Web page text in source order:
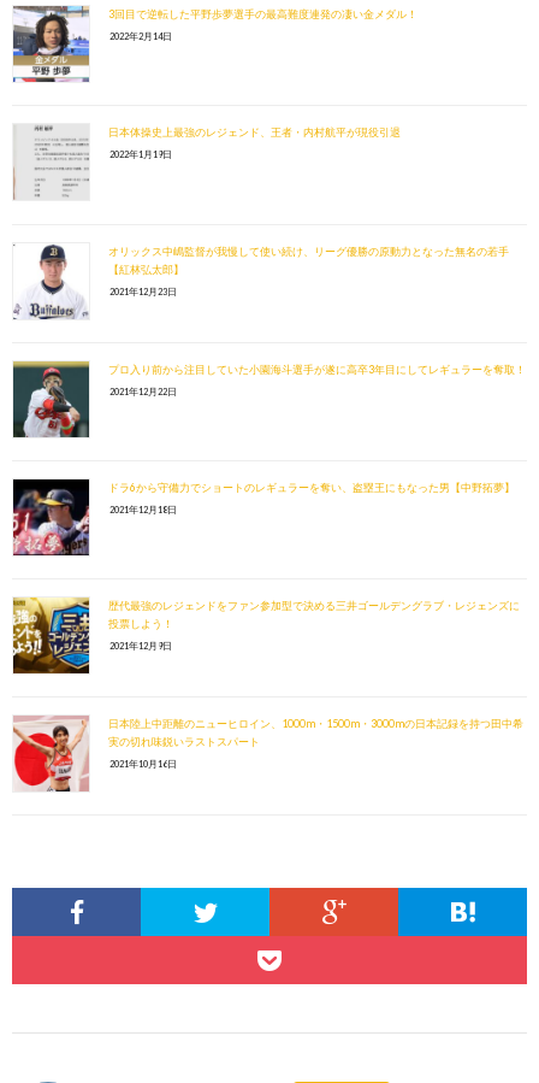
3回目で逆転した平野歩夢選手の最高難度連発の凄い金メダル！
2022年2月14日
日本体操史上最強のレジェンド、王者・内村航平が現役引退
2022年1月19日
オリックス中嶋監督が我慢して使い続け、リーグ優勝の原動力となった無名の若手
【紅林弘太郎】
2021年12月23日
プロ入り前から注目していた小園海斗選手が遂に高卒3年目にしてレギュラーを奪取！
2021年12月22日
ドラ6から守備力でショートのレギュラーを奪い、盗塁王にもなった男【中野拓夢】
2021年12月18日
歴代最強のレジェンドをファン参加型で決める三井ゴールデングラブ・レジェンズに
投票しよう！
2021年12月9日
日本陸上中距離のニューヒロイン、1000m・1500m・3000mの日本記録を持つ田中希
実の切れ味鋭いラストスパート
2021年10月16日